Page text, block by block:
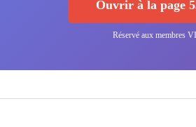
Ouvrir à la page
Réservé aux membres